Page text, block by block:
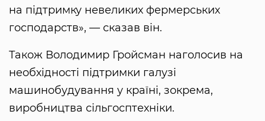
на підтримку невеликих фермерських
господарств», — сказав він.
Також Володимир Гройсман наголосив на
необхідності підтримки галузі
машинобудування у країні, зокрема,
виробництва сільгосптехніки.